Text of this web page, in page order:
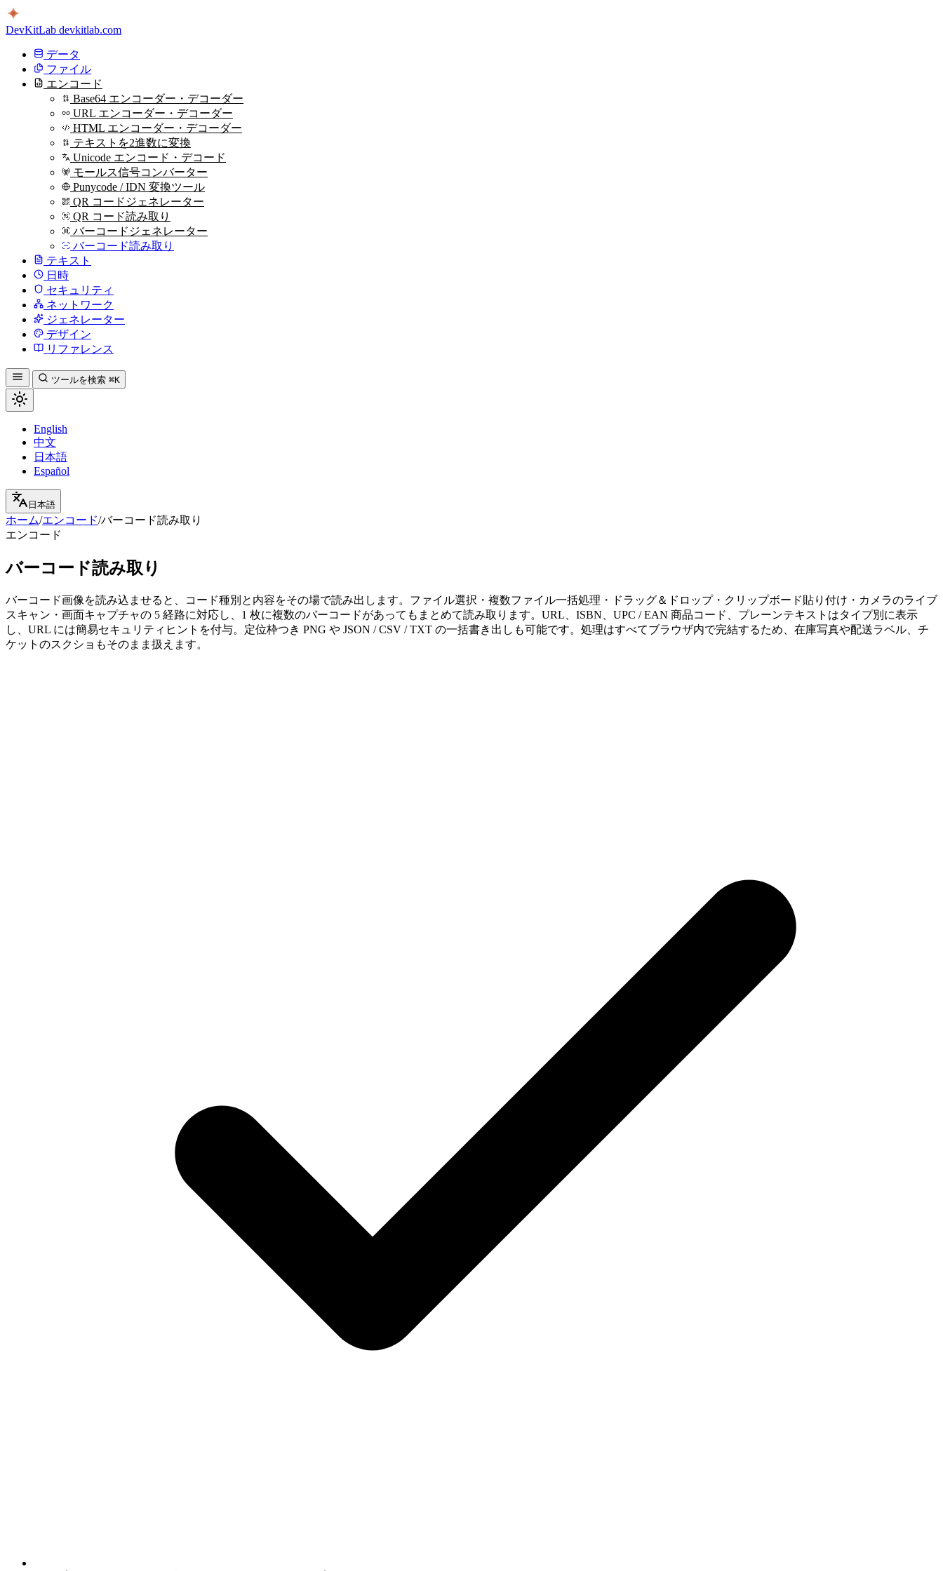
DevKitLab devkitlab.com
データ
ファイル
エンコード
Base64 エンコーダー・デコーダー
URL エンコーダー・デコーダー
HTML エンコーダー・デコーダー
テキストを2進数に変換
Unicode エンコード・デコード
モールス信号コンバーター
Punycode / IDN 変換ツール
QR コードジェネレーター
QR コード読み取り
バーコードジェネレーター
バーコード読み取り
テキスト
日時
セキュリティ
ネットワーク
ジェネレーター
デザイン
リファレンス
ツールを検索 ⌘K
English
中文
日本語
Español
日本語
ホーム/エンコード/バーコード読み取り
エンコード
バーコード読み取り
バーコード画像を読み込ませると、コード種別と内容をその場で読み出します。ファイル選択・複数ファイル一括処理・ドラッグ＆ドロップ・クリップボード貼り付け・カメラのライブ
スキャン・画面キャプチャの 5 経路に対応し、1 枚に複数のバーコードがあってもまとめて読み取ります。URL、ISBN、UPC / EAN 商品コード、プレーンテキストはタイプ別に表示
し、URL には簡易セキュリティヒントを付与。定位枠つき PNG や JSON / CSV / TXT の一括書き出しも可能です。処理はすべてブラウザ内で完結するため、在庫写真や配送ラベル、チ
ケットのスクショもそのまま扱えます。